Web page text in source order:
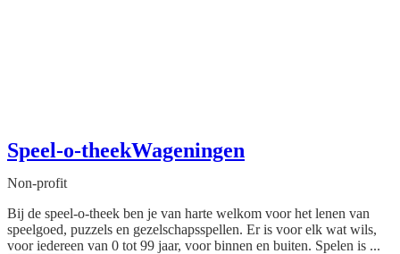
Speel-o-theekWageningen
Non-profit
Bij de speel-o-theek ben je van harte welkom voor het lenen van
speelgoed, puzzels en gezelschapsspellen. Er is voor elk wat wils,
voor iedereen van 0 tot 99 jaar, voor binnen en buiten. Spelen is ...